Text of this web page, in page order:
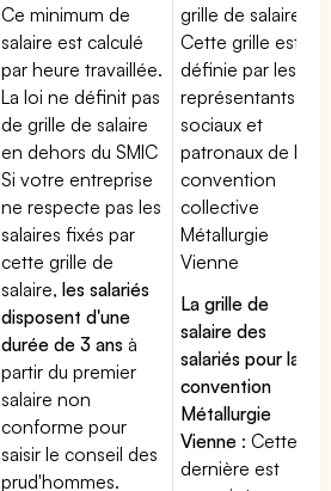
Ce minimum de
salaire est calculé
par heure travaillée.
La loi ne définit pas
de grille de salaire
en dehors du SMIC
Si votre entreprise
ne respecte pas les
salaires fixés par
cette grille de
salaire,les salariés
disposent d'une
durée de 3 ans à
partir du premier
salaire non
conforme pour
saisir le conseil des
prud'hommes.
grille de salaires.
Cette grille est
définie par les
représentants
sociaux et
patronaux de la
convention
collective
Métallurgie
Vienne
La grille de
salaire des
salariés pour la
convention
Métallurgie
Vienne : Cette
dernière est